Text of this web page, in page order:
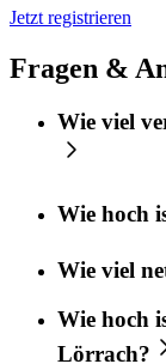
Jetzt registrieren
Fragen &
Wie viel
Wie hoch
Wie viel
Wie hoch
Lörrach?